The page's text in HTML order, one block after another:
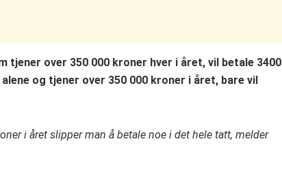
tjener over 350 000 kroner hver i året, vil betale 3400
og tjener over 350 000 kroner i året, bare vil
i året slipper man å betale noe i det hele tatt, melder